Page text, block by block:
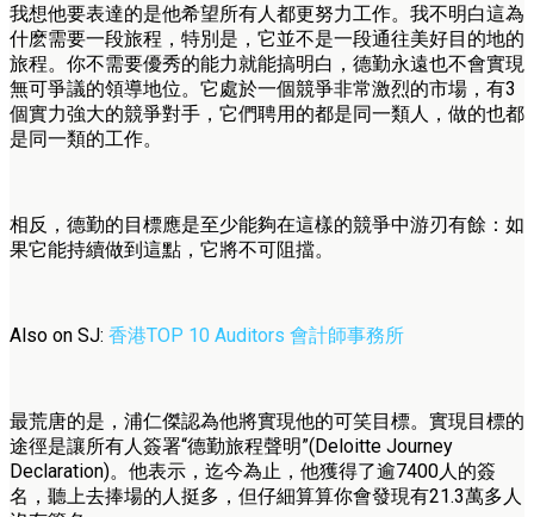
我想他要表達的是他希望所有人都更努力工作。我不明白這為
什麽需要一段旅程，特別是，它並不是一段通往美好目的地的
旅程。你不需要優秀的能力就能搞明白，德勤永遠也不會實現
無可爭議的領導地位。它處於一個競爭非常激烈的市場，有3
個實力強大的競爭對手，它們聘用的都是同一類人，做的也都
是同一類的工作。
相反，德勤的目標應是至少能夠在這樣的競爭中游刃有餘：如
果它能持續做到這點，它將不可阻擋。
Also on SJ: 香港TOP 10 Auditors 會計師事務所
最荒唐的是，浦仁傑認為他將實現他的可笑目標。實現目標的
途徑是讓所有人簽署“德勤旅程聲明”(Deloitte Journey
Declaration)。他表示，迄今為止，他獲得了逾7400人的簽
名，聽上去捧場的人挺多，但仔細算算你會發現有21.3萬多人